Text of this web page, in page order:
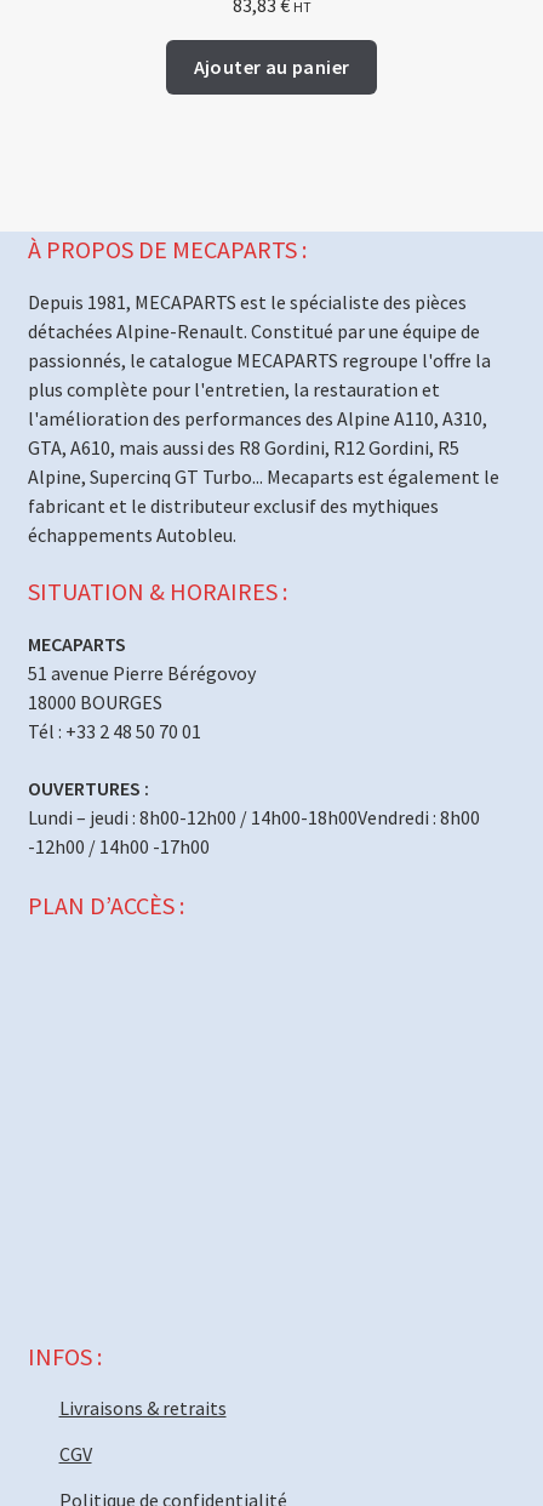
83,83 € HT
Ajouter au panier
À PROPOS DE MECAPARTS :
Depuis 1981, MECAPARTS est le spécialiste des pièces
détachées Alpine-Renault. Constitué par une équipe de
passionnés, le catalogue MECAPARTS regroupe l'offre la
plus complète pour l'entretien, la restauration et
l'amélioration des performances des Alpine A110, A310,
GTA, A610, mais aussi des R8 Gordini, R12 Gordini, R5
Alpine, Supercinq GT Turbo... Mecaparts est également le
fabricant et le distributeur exclusif des mythiques
échappements Autobleu.
SITUATION & HORAIRES :
MECAPARTS
51 avenue Pierre Bérégovoy
18000 BOURGES
Tél : +33 2 48 50 70 01
OUVERTURES :
Lundi – jeudi : 8h00-12h00 / 14h00-18h00Vendredi : 8h00
-12h00 / 14h00 -17h00
PLAN D’ACCÈS :
INFOS :
Livraisons & retraits
CGV
Politique de confidentialité